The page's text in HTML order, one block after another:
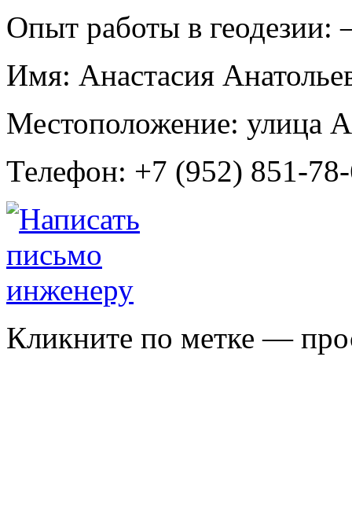
Опыт работы в геодезии:
Имя: Анастасия
Местоположение: улица
Телефон: +7 (952) 851-
Кликните по метке —